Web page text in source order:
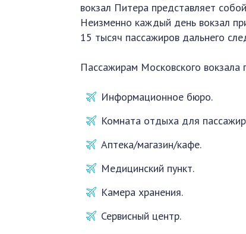
вокзал Питера представляет
Неизменно каждый день вокзал
15 тысяч пассажиров дальнего
Пассажирам Московского вокзала
Информационное бюро.
Комната отдыха для
Аптека/магазин/кафе.
Медицинский пункт.
Камера хранения.
Сервисный центр.